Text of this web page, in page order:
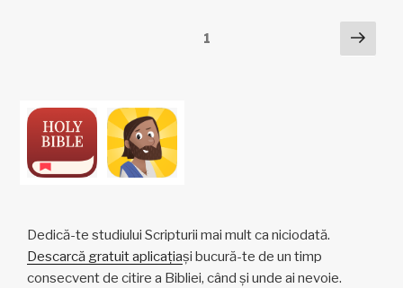
p
1
Dedică-te studiului Scripturii mai mult ca niciodată.
Descarcă gratuit aplicațiași bucură-te de un timp
consecvent de citire a Bibliei, când și unde ai nevoie.